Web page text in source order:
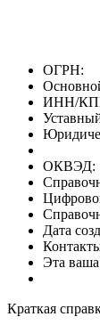
ОГРН:
ИНН/
ОКВЭД:
Дата
Эта
Краткая